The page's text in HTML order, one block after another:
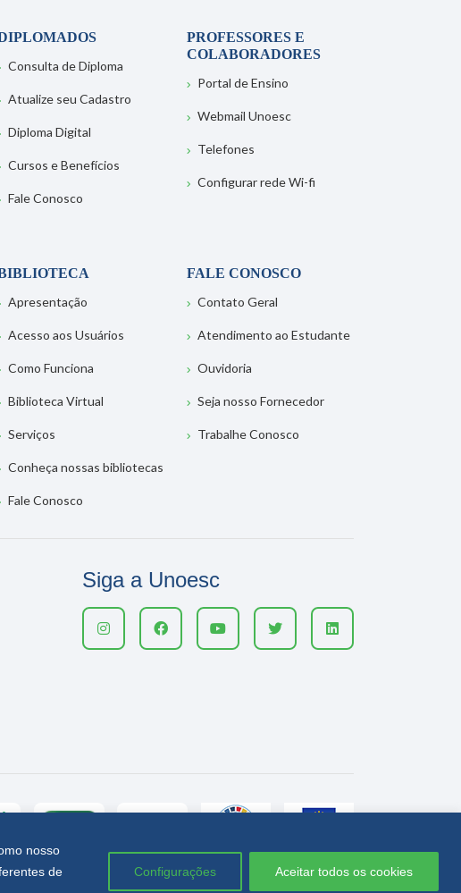
nosso
de
Configurações Aceitar todos os cookies
Consulta de Diploma
Atualize seu Cadastro
Diploma Digital
Cursos e Benefícios
Fale Conosco
PROFESSORES E
COLABORADORES
Portal de Ensino
Webmail Unoesc
Telefones
Configurar rede Wi-fi
Apresentação
Acesso aos Usuários
Como Funciona
Biblioteca Virtual
Serviços
Conheça nossas bibliotecas
Fale Conosco
FALE CONOSCO
Contato Geral
Atendimento ao Estudante
Ouvidoria
Seja nosso Fornecedor
Trabalhe Conosco
Siga a Unoesc
Política de privacidade